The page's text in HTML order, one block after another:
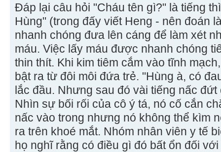
Đáp lại câu hỏi "Cháu tên gì?" là tiếng
Hùng" (trong đấy viết Heng - nên đoán
nhanh chóng đưa lên cáng để làm xét
máu. Việc lấy máu được nhanh chóng
thin thít. Khi kim tiêm cắm vào tĩnh
bật ra từ đôi môi đứa trẻ. "Hùng à, có
lắc đầu. Nhưng sau đó vài tiếng nấc đứt
Nhìn sự bối rối của cô ý tá, nó cố cắn
nấc vào trong nhưng nó không thể kìm
ra trên khoé mắt. Nhóm nhân viên y tế
họ nghĩ rằng có điều gì đó bất ổn đối